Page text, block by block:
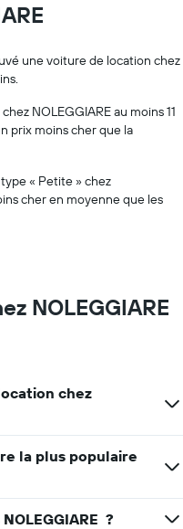
une voiture de location chez
NOLEGGIARE au moins 11
prix moins cher que la
« Petite » chez
cher en moyenne que les
NOLEGGIARE
chez
la plus populaire
?